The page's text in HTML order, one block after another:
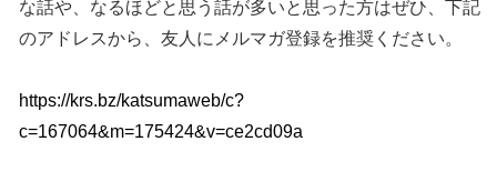
な話や、なるほどと思う話が多いと思った方はぜひ、下記
のアドレスから、友人にメルマガ登録を推奨ください。
https://krs.bz/katsumaweb/c?
c=167064&m=175424&v=ce2cd09a